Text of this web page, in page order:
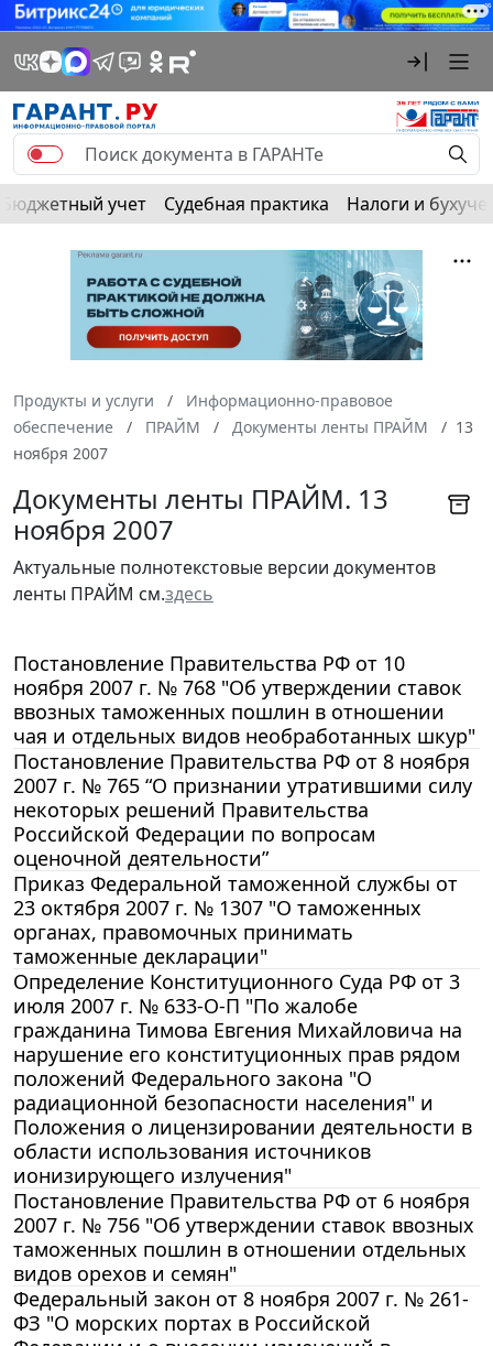
Бюджетный учет Судебная практика Налоги и
Продукты и услуги
Информационно-правовое
обеспечение
ПРАЙМ Документы ленты ПРАЙМ
13
ноября 2007
Документы ленты ПРАЙМ. 13
ноября 2007
Актуальные полнотекстовые версии документов
ленты ПРАЙМ см.здесь
Постановление Правительства РФ от 10
ноября 2007 г. № 768 "Об утверждении ставок
ввозных таможенных пошлин в отношении
чая и отдельных видов необработанных шкур"
Постановление Правительства РФ от 8 ноября
2007 г. № 765 “О признании утратившими силу
некоторых решений Правительства
Российской Федерации по вопросам
оценочной деятельности”
Приказ Федеральной таможенной службы от
23 октября 2007 г. № 1307 "О таможенных
органах, правомочных принимать
таможенные декларации"
Определение Конституционного Суда РФ от 3
июля 2007 г. № 633-О-П "По жалобе
гражданина Тимова Евгения Михайловича на
нарушение его конституционных прав рядом
положений Федерального закона "О
радиационной безопасности населения" и
Положения о лицензировании деятельности в
области использования источников
ионизирующего излучения"
Постановление Правительства РФ от 6 ноября
2007 г. № 756 "Об утверждении ставок ввозных
таможенных пошлин в отношении отдельных
видов орехов и семян"
Федеральный закон от 8 ноября 2007 г. № 261-
ФЗ "О морских портах в Российской